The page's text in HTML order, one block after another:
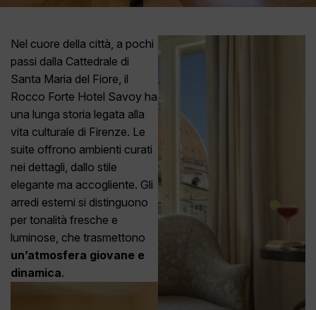
Nel cuore della città, a pochi
passi dalla Cattedrale di
Santa Maria del Fiore, il
Rocco Forte Hotel Savoy ha
una lunga storia legata alla
vita culturale di Firenze. Le
suite offrono ambienti curati
nei dettagli, dallo stile
elegante ma accogliente. Gli
arredi esterni si distinguono
per tonalità fresche e
luminose, che trasmettono
un’atmosfera giovane e
dinamica.